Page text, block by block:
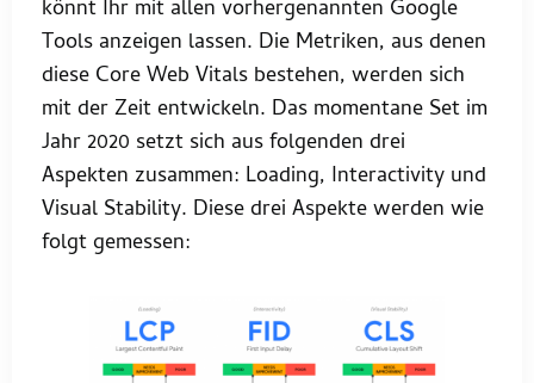
könnt Ihr mit allen vorhergenannten Google
Tools anzeigen lassen. Die Metriken, aus denen
diese Core Web Vitals bestehen, werden sich
mit der Zeit entwickeln. Das momentane Set im
Jahr 2020 setzt sich aus folgenden drei
Aspekten zusammen: Loading, Interactivity und
Visual Stability. Diese drei Aspekte werden wie
folgt gemessen: